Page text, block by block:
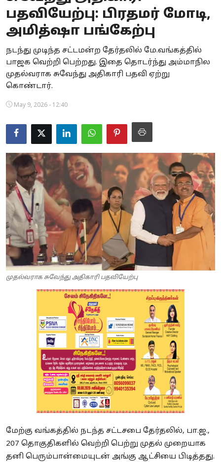
Business
Crime
Tamilnadu
National
World
Astrology
Spirituality
Weather
Politics
பதவியேற்பு: பிரதமர் மோடி,
அமித்ஷா பங்கேற்பு
நடந்து முடிந்த சட்டமன்ற தேர்தலில் மே.வங்கத்தில்
பாஜக வெற்றி பெற்றது. இதை தொடர்ந்து அம்மாநில
முதல்வராக சுவேந்து அதிகாரி பதவி ஏற்று
கொண்டார்.
May 9, 2026 - 12:40
முதல்வராக சுவேந்து அதிகாரி பதவியேற்பு
மேற்கு வங்கத்தில் நடந்த சட்டசபை தேர்தலில், பா.ஜ.,
207 தொகுதிகளில் வெற்றி பெற்று முதல் முறையாக
தனி பெரும்பான்மையுடன் அங்கு ஆட்சியை பிடித்தது.